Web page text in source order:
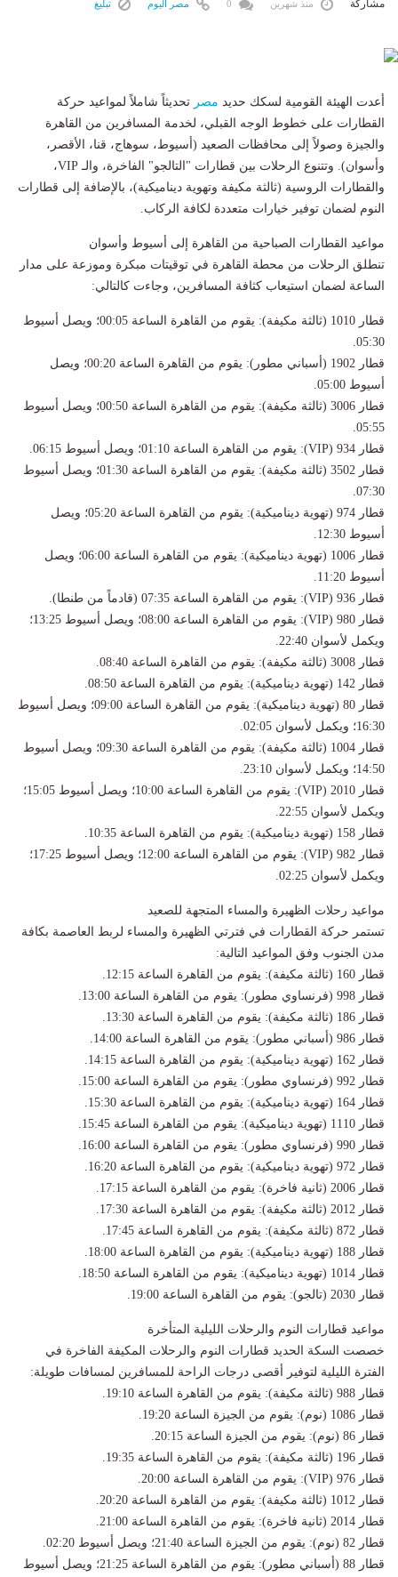
مشاركة منذ شهرين مصر اليوم تبليغ
​أعدت الهيئة القومية لسكك حديد مصر تحديثاً شاملاً لمواعيد حركة
القطارات على خطوط الوجه القبلي، لخدمة المسافرين من القاهرة
والجيزة وصولاً إلى محافظات الصعيد (أسيوط، سوهاج، قنا، الأقصر،
وأسوان). وتتنوع الرحلات بين قطارات "التالجو" الفاخرة، والـ VIP،
والقطارات الروسية (ثالثة مكيفة وتهوية ديناميكية)، بالإضافة إلى قطارات
النوم لضمان توفير خيارات متعددة لكافة الركاب.
​مواعيد القطارات الصباحية من القاهرة إلى أسيوط وأسوان
​تنطلق الرحلات من محطة القاهرة في توقيتات مبكرة وموزعة على مدار
الساعة لضمان استيعاب كثافة المسافرين، وجاءت كالتالي:
​قطار 1010 (ثالثة مكيفة): يقوم من القاهرة الساعة 00:05؛ ويصل أسيوط
05:30.
​قطار 1902 (أسباني مطور): يقوم من القاهرة الساعة 00:20؛ ويصل
أسيوط 05:00.
​قطار 3006 (ثالثة مكيفة): يقوم من القاهرة الساعة 00:50؛ ويصل أسيوط
05:55.
​قطار 934 (VIP): يقوم من القاهرة الساعة 01:10؛ ويصل أسيوط 06:15.
​قطار 3502 (ثالثة مكيفة): يقوم من القاهرة الساعة 01:30؛ ويصل أسيوط
07:30.
​قطار 974 (تهوية ديناميكية): يقوم من القاهرة الساعة 05:20؛ ويصل
أسيوط 12:30.
​قطار 1006 (تهوية ديناميكية): يقوم من القاهرة الساعة 06:00؛ ويصل
أسيوط 11:20.
​قطار 936 (VIP): يقوم من القاهرة الساعة 07:35 (قادماً من طنطا).
​قطار 980 (VIP): يقوم من القاهرة الساعة 08:00؛ ويصل أسيوط 13:25؛
ويكمل لأسوان 22:40.
​قطار 3008 (ثالثة مكيفة): يقوم من القاهرة الساعة 08:40.
​قطار 142 (تهوية ديناميكية): يقوم من القاهرة الساعة 08:50.
​قطار 80 (تهوية ديناميكية): يقوم من القاهرة الساعة 09:00؛ ويصل أسيوط
16:30؛ ويكمل لأسوان 02:05.
​قطار 1004 (ثالثة مكيفة): يقوم من القاهرة الساعة 09:30؛ ويصل أسيوط
14:50؛ ويكمل لأسوان 23:10.
​قطار 2010 (VIP): يقوم من القاهرة الساعة 10:00؛ ويصل أسيوط 15:05؛
ويكمل لأسوان 22:55.
​قطار 158 (تهوية ديناميكية): يقوم من القاهرة الساعة 10:35.
​قطار 982 (VIP): يقوم من القاهرة الساعة 12:00؛ ويصل أسيوط 17:25؛
ويكمل لأسوان 02:25.
​مواعيد رحلات الظهيرة والمساء المتجهة للصعيد
​تستمر حركة القطارات في فترتي الظهيرة والمساء لربط العاصمة بكافة
مدن الجنوب وفق المواعيد التالية:
​قطار 160 (ثالثة مكيفة): يقوم من القاهرة الساعة 12:15.
​قطار 998 (فرنساوي مطور): يقوم من القاهرة الساعة 13:00.
​قطار 186 (ثالثة مكيفة): يقوم من القاهرة الساعة 13:30.
​قطار 986 (أسباني مطور): يقوم من القاهرة الساعة 14:00.
​قطار 162 (تهوية ديناميكية): يقوم من القاهرة الساعة 14:15.
​قطار 992 (فرنساوي مطور): يقوم من القاهرة الساعة 15:00.
​قطار 164 (تهوية ديناميكية): يقوم من القاهرة الساعة 15:30.
​قطار 1110 (تهوية ديناميكية): يقوم من القاهرة الساعة 15:45.
​قطار 990 (فرنساوي مطور): يقوم من القاهرة الساعة 16:00.
​قطار 972 (تهوية ديناميكية): يقوم من القاهرة الساعة 16:20.
​قطار 2006 (ثانية فاخرة): يقوم من القاهرة الساعة 17:15.
​قطار 2012 (ثالثة مكيفة): يقوم من القاهرة الساعة 17:30.
​قطار 872 (ثالثة مكيفة): يقوم من القاهرة الساعة 17:45.
​قطار 188 (تهوية ديناميكية): يقوم من القاهرة الساعة 18:00.
​قطار 1014 (تهوية ديناميكية): يقوم من القاهرة الساعة 18:50.
​قطار 2030 (تالجو): يقوم من القاهرة الساعة 19:00.
​مواعيد قطارات النوم والرحلات الليلية المتأخرة
​خصصت السكة الحديد قطارات النوم والرحلات المكيفة الفاخرة في
الفترة الليلية لتوفير أقصى درجات الراحة للمسافرين لمسافات طويلة:
​قطار 988 (ثالثة مكيفة): يقوم من القاهرة الساعة 19:10.
​قطار 1086 (نوم): يقوم من الجيزة الساعة 19:20.
​قطار 86 (نوم): يقوم من الجيزة الساعة 20:15.
​قطار 196 (ثالثة مكيفة): يقوم من القاهرة الساعة 19:35.
​قطار 976 (VIP): يقوم من القاهرة الساعة 20:00.
​قطار 1012 (ثالثة مكيفة): يقوم من القاهرة الساعة 20:20.
​قطار 2014 (ثانية فاخرة): يقوم من القاهرة الساعة 21:00.
​قطار 82 (نوم): يقوم من الجيزة الساعة 21:40؛ ويصل أسيوط 02:20.
​قطار 88 (أسباني مطور): يقوم من القاهرة الساعة 21:25؛ ويصل أسيوط